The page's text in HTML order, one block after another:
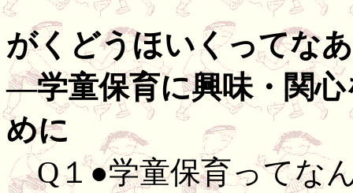
がくどうほいくってな
―学童保育に興味・関
めに
Q１●学童保育ってな